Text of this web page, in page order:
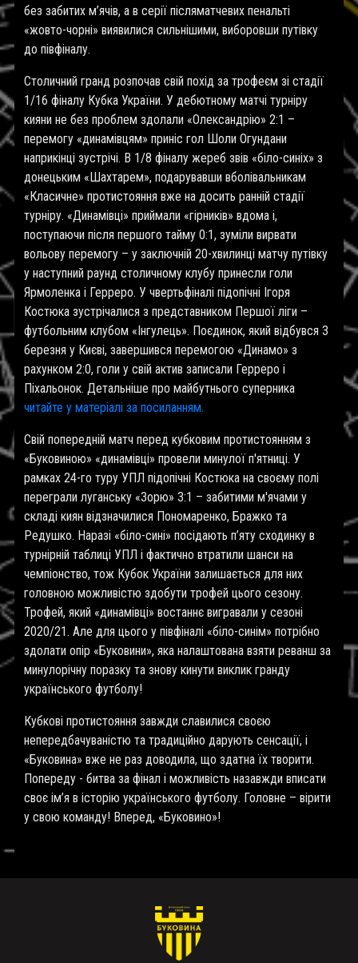
без забитих м’ячів, а в серії післяматчевих пенальті
«жовто-чорні» виявилися сильнішими, виборовши путівку
до півфіналу.
Столичний гранд розпочав свій похід за трофеєм зі стадії
1/16 фіналу Кубка України. У дебютному матчі турніру
кияни не без проблем здолали «Олександрію» 2:1 –
перемогу «динамівцям» приніс гол Шоли Огундани
наприкінці зустрічі. В 1/8 фіналу жереб звів «біло-синіх» з
донецьким «Шахтарем», подарувавши вболівальникам
«Класичне» протистояння вже на досить ранній стадії
турніру. «Динамівці» приймали «гірників» вдома і,
поступаючи після першого тайму 0:1, зуміли вирвати
вольову перемогу – у заключній 20-хвилинці матчу путівку
у наступний раунд столичному клубу принесли голи
Ярмоленка і Герреро. У чвертьфіналі підопічні Ігоря
Костюка зустрічалися з представником Першої ліги –
футбольним клубом «Інгулець». Поєдинок, який відбувся 3
березня у Києві, завершився перемогою «Динамо» з
рахунком 2:0, голи у свій актив записали Герреро і
Піхальонок. Детальніше про майбутнього суперника
читайте у матеріалі за посиланням.
Свій попередній матч перед кубковим протистоянням з
«Буковиною» «динамівці» провели минулої п'ятниці. У
рамках 24-го туру УПЛ підопічні Костюка на своєму полі
переграли луганську «Зорю» 3:1 – забитими м'ячами у
складі киян відзначилися Пономаренко, Бражко та
Редушко. Наразі «біло-сині» посідають п’яту сходинку в
турнірній таблиці УПЛ і фактично втратили шанси на
чемпіонство, тож Кубок України залишається для них
головною можливістю здобути трофей цього сезону.
Трофей, який «динамівці» востаннє вигравали у сезоні
2020/21. Але для цього у півфіналі «біло-синім» потрібно
здолати опір «Буковини», яка налаштована взяти реванш за
минулорічну поразку та знову кинути виклик гранду
українського футболу!
Кубкові протистояння завжди славилися своєю
непередбачуваністю та традиційно дарують сенсації, і
«Буковина» вже не раз доводила, що здатна їх творити.
Попереду - битва за фінал і можливість назавжди вписати
своє ім’я в історію українського футболу. Головне – вірити
у свою команду! Вперед, «Буковино»!